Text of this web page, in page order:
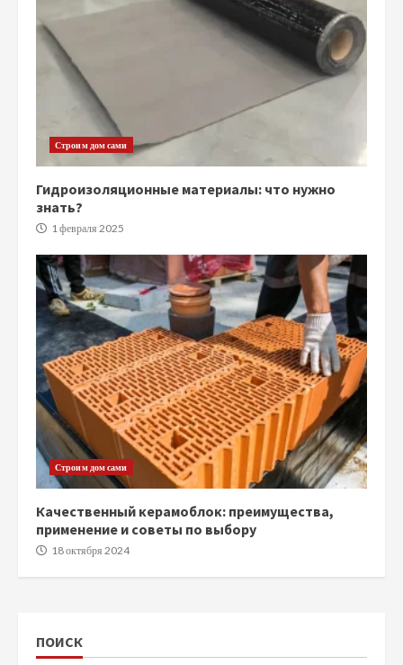
Строим дом сами
Гидроизоляционные материалы: что нужно
знать?
1 февраля 2025
Строим дом сами
Качественный керамоблок: преимущества,
применение и советы по выбору
18 октября 2024
ПОИСК